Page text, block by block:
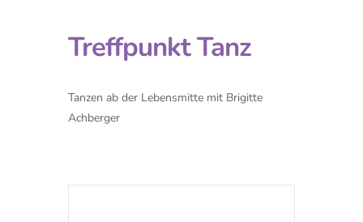
Treffpunkt Tanz
Tanzen ab der Lebensmitte mit Brigitte
Achberger